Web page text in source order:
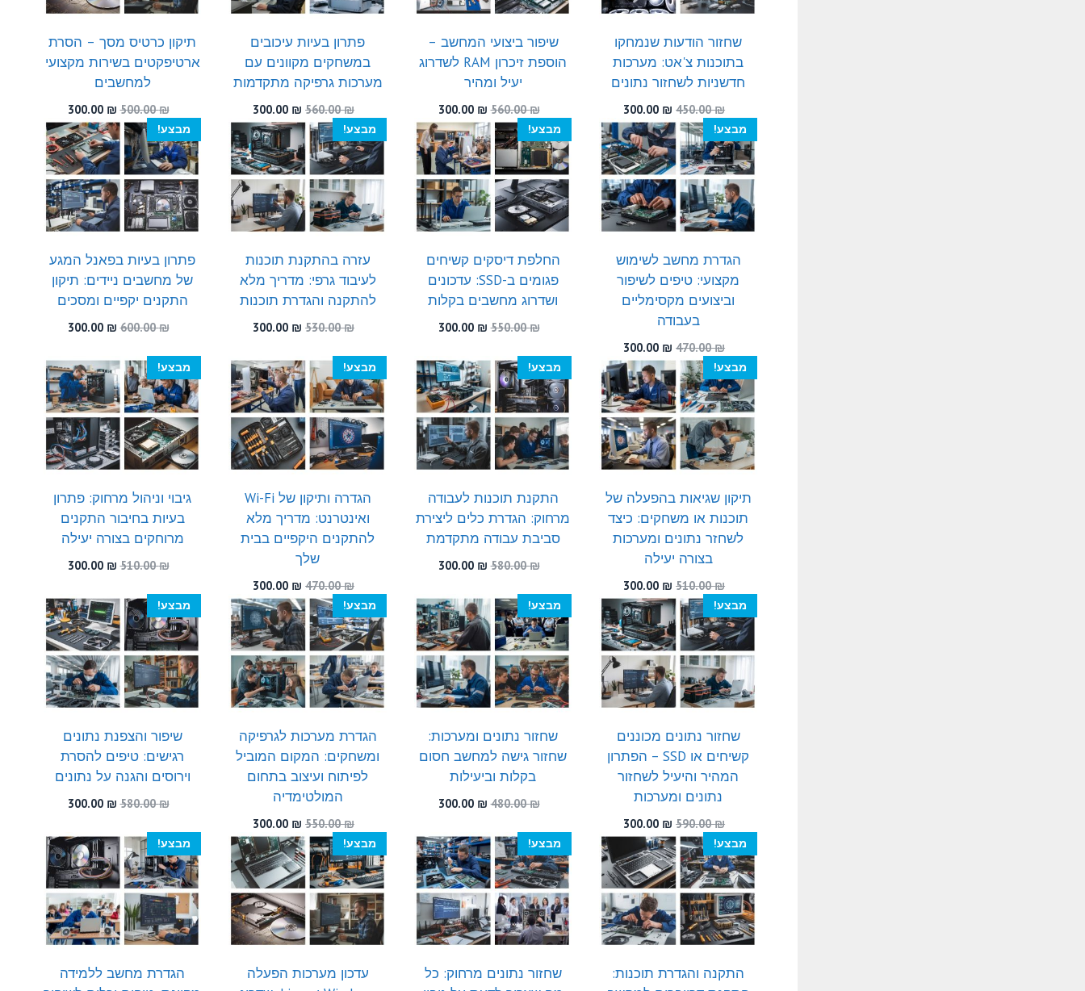
שחזור הודעות שנמחקו
בתוכנות צ'אט: מערכות
חדשניות לשחזור נתונים
450.00₪
המחיר
המקורי
היה:
450.00 ₪.
300.00 ₪
המחיר
הנוכחי
הוא:
300.00 ₪.
שיפור ביצועי המחשב –
הוספת זיכרון RAM לשדרוג
יעיל ומהיר
560.00₪
המחיר
המקורי
היה:
560.00 ₪.
300.00 ₪
הנוכחי
הוא:
300.00 ₪.
פתרון בעיות עיכובים
במשחקים מקוונים עם
מערכות גרפיקה מתקדמות
560.00₪
המחיר
המקורי
היה:
560.00 ₪.
300.00 ₪
המחיר
הנוכחי
הוא:
300.00 ₪.
תיקון כרטיס מסך – הסרת
ארטיפקטים בשירות מקצועי
למחשבים
500.00₪
המחיר
המקורי
היה:
500.00 ₪.
300.00 ₪
הנוכחי
הוא:
300.00 ₪.
מבצע!
הגדרת מחשב לשימוש
מקצועי: טיפים לשיפור
וביצועים מקסימליים
בעבודה
470.00₪
המחיר
המקורי
היה:
470.00 ₪.
300.00 ₪
המחיר
הנוכחי
הוא:
300.00 ₪.
מבצע!
החלפת דיסקים קשיחים
פגומים ב-SSD: עדכונים
ושדרוג מחשבים בקלות
550.00₪
המחיר
היה:
550.00 ₪.
300.00 ₪
הוא:
300.00 ₪.
מבצע!
עזרה בהתקנת תוכנות
לעיבוד גרפי: מדריך מלא
להתקנה והגדרת תוכנות
530.00₪
המחיר
היה:
530.00 ₪.
300.00 ₪
המחיר
הוא:
300.00 ₪.
מבצע!
פתרון בעיות בפאנל המגע
של מחשבים ניידים: תיקון
התקנים יקפיים ומסכים
600.00₪
המחיר
היה:
600.00 ₪.
300.00 ₪
הוא:
300.00 ₪.
מבצע!
תיקון שגיאות בהפעלה של
תוכנות או משחקים: כיצד
לשחזר נתונים ומערכות
בצורה יעילה
510.00₪
המחיר
המקורי
היה:
510.00 ₪.
300.00 ₪
המחיר
הנוכחי
הוא:
300.00 ₪.
מבצע!
התקנת תוכנות לעבודה
מרחוק: הגדרת כלים ליצירת
סביבת עבודה מתקדמת
580.00₪
המחיר
היה:
580.00 ₪.
300.00 ₪
הוא:
300.00 ₪.
מבצע!
הגדרה ותיקון של Wi-Fi
ואינטרנט: מדריך מלא
להתקנים היקפיים בבית
שלך
470.00₪
המחיר
המקורי
היה:
470.00 ₪.
300.00 ₪
המחיר
הנוכחי
הוא:
300.00 ₪.
מבצע!
גיבוי וניהול מרחוק: פתרון
בעיות בחיבור התקנים
מרוחקים בצורה יעילה
510.00₪
המחיר
היה:
510.00 ₪.
300.00 ₪
הוא:
300.00 ₪.
מבצע!
שחזור נתונים מכוננים
קשיחים או SSD – הפתרון
המהיר והיעיל לשחזור
נתונים ומערכות
590.00₪
המחיר
המקורי
היה:
590.00 ₪.
300.00 ₪
המחיר
הנוכחי
הוא:
300.00 ₪.
מבצע!
שחזור נתונים ומערכות:
שחזור גישה למחשב חסום
בקלות וביעילות
480.00₪
המחיר
היה:
480.00 ₪.
300.00 ₪
הוא:
300.00 ₪.
מבצע!
הגדרת מערכות לגרפיקה
ומשחקים: המקום המוביל
לפיתוח ועיצוב בתחום
המולטימדיה
550.00₪
המחיר
המקורי
היה:
550.00 ₪.
300.00 ₪
המחיר
הנוכחי
הוא:
300.00 ₪.
מבצע!
שיפור והצפנת נתונים
רגישים: טיפים להסרת
וירוסים והגנה על נתונים
580.00₪
המחיר
היה:
580.00 ₪.
300.00 ₪
הוא:
300.00 ₪.
מבצע!
התקנה והגדרת תוכנות:
מבצע!
שחזור נתונים מרחוק: כל
מבצע!
עדכון מערכות הפעלה
מבצע!
הגדרת מחשב ללמידה